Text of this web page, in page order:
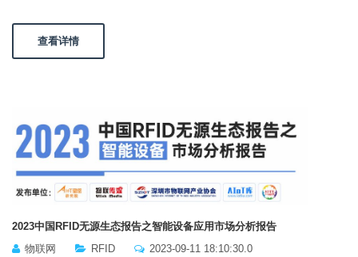
查看详情
2023中国RFID无源生态报告之智能设备应用市场分析报告
物联网
RFID 2023-09-11 18:10:30.0